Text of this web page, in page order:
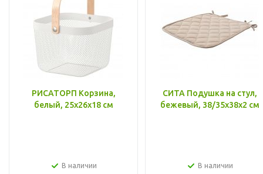
РИСАТОРП Корзина,
белый, 25x26x18 см
В наличии
СИТА Подушка на стул,
бежевый, 38/35x38x2 см
В наличии